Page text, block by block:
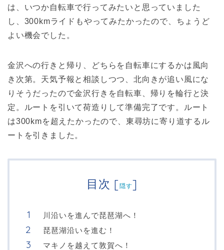
は、いつか自転車で行ってみたいと思っていました
し、300kmライドもやってみたかったので、ちょうど
よい機会でした。
金沢への行きと帰り、どちらを自転車にするかは風向
き次第。天気予報と相談しつつ、北向きが追い風にな
りそうだったので金沢行きを自転車、帰りを輪行と決
定。ルートを引いて荷造りして準備完了です。ルート
は300kmを超えたかったので、東尋坊に寄り道するル
ートを引きました。
目次 [隠す]
川沿いを進んで琵琶湖へ！
琵琶湖沿いを進む！
マキノを越えて敦賀へ！